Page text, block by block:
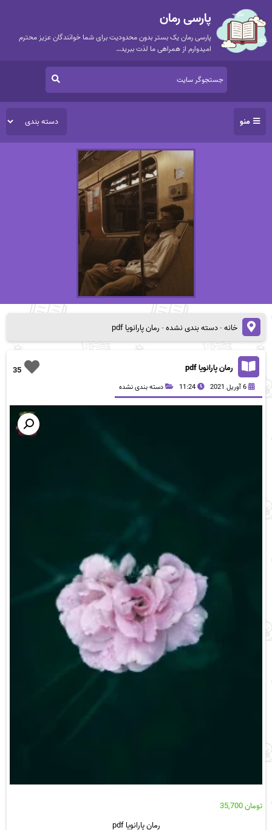
پارسی رمان
پارسی رمان یک بستر بدون محدودیت برای شما خوانندگان عزیز محترم
امیدوارم از همراهی ما لذت ببرید…
منو
خانه-دسته بندی نشده-رمان پارانویا pdf
35 رمان پارانویا pdf
6 آوریل 2021 11:24 دسته بندی نشده
تومان35,700
رمان پارانویا pdf